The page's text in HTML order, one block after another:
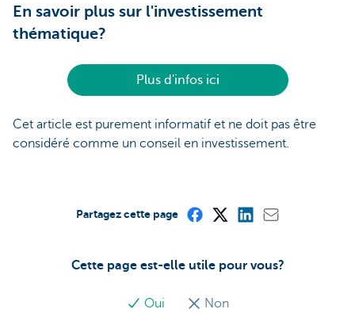
En savoir plus sur l'investissement
thématique?
Plus d'infos ici
Cet article est purement informatif et ne doit pas être
considéré comme un conseil en investissement.
Cette page est-elle utile pour vous?
Oui Non
Partagez cette page